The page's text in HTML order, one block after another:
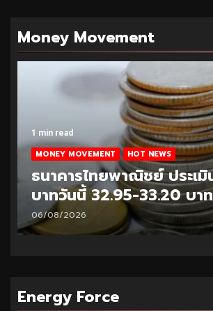
Money Movement
1 min read
MONEY MOVEMENT HOT NEWS
ธนาคารไทยพาณิชย์ ประเมิ
บาทวันนี้ 32.95-33.20 บา
06/08/2026
Energy Force